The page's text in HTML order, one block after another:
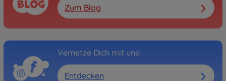
Zum Blog
Vernetze Dich mit uns!
Entdecken